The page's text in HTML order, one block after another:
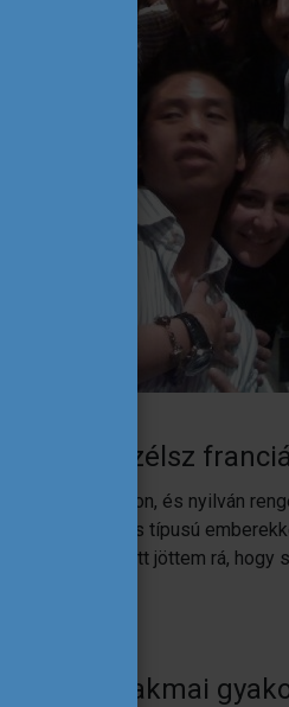
jól beszélsz
tudtam felsőfokon, és nyilván
hogy nagyon más típusú
mint itthon. Én ott jöttem rá,
külföldi szakmai